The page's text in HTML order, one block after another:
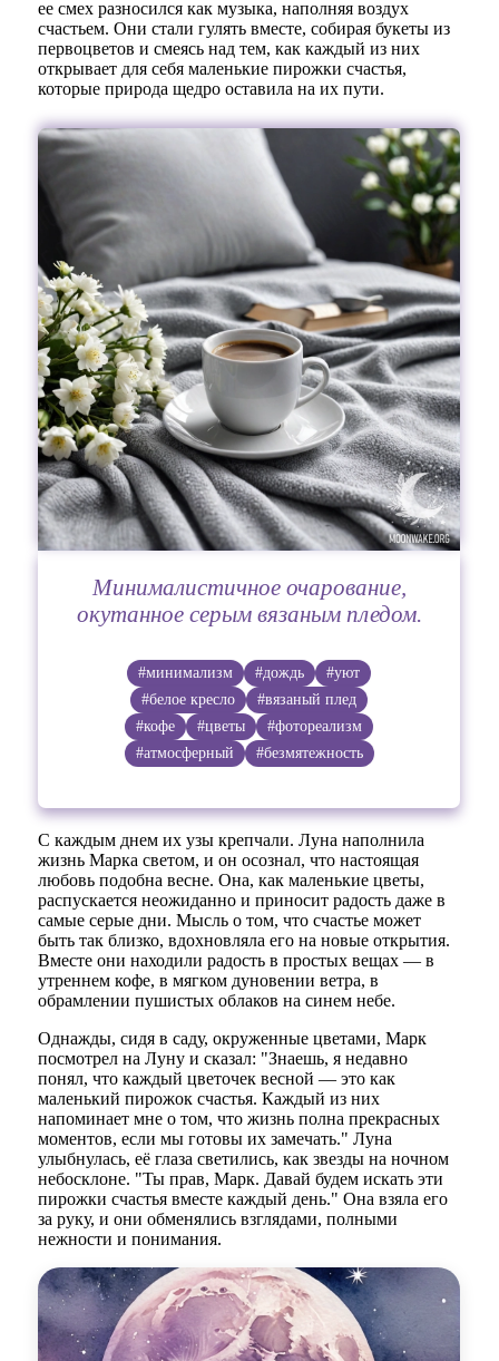
ее смех разносился как музыка, наполняя воздух
счастьем. Они стали гулять вместе, собирая букеты из
первоцветов и смеясь над тем, как каждый из них
открывает для себя маленькие пирожки счастья,
которые природа щедро оставила на их пути.
Минималистичное очарование,
окутанное серым вязаным пледом.
#минимализм #дождь
#уют
#белое кресло
#вязаный плед
#кофе
#цветы
#фотореализм
#атмосферный
#безмятежность
С каждым днем их узы крепчали. Луна наполнила
жизнь Марка светом, и он осознал, что настоящая
любовь подобна весне. Она, как маленькие цветы,
распускается неожиданно и приносит радость даже в
самые серые дни. Мысль о том, что счастье может
быть так близко, вдохновляла его на новые открытия.
Вместе они находили радость в простых вещах — в
утреннем кофе, в мягком дуновении ветра, в
обрамлении пушистых облаков на синем небе.
Однажды, сидя в саду, окруженные цветами, Марк
посмотрел на Луну и сказал: "Знаешь, я недавно
понял, что каждый цветочек весной — это как
маленький пирожок счастья. Каждый из них
напоминает мне о том, что жизнь полна прекрасных
моментов, если мы готовы их замечать." Луна
улыбнулась, её глаза светились, как звезды на ночном
небосклоне. "Ты прав, Марк. Давай будем искать эти
пирожки счастья вместе каждый день." Она взяла его
за руку, и они обменялись взглядами, полными
нежности и понимания.